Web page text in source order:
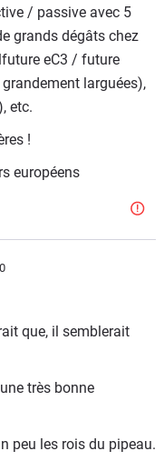
/ passive avec 5
grands dégâts chez
eC3 / future
larguées),
etc.
!
européens
que, il semblerait
très bonne
peu les rois du pipeau.